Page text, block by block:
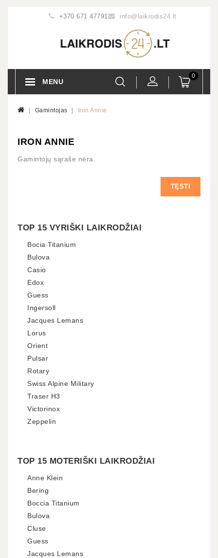
+370 671 47791 info@laikrodis24.lt
0
MENU
Gamintojas Iron Annie
IRON ANNIE
Gamintojų sąraše nėra.
TĘSTI
TOP 15 VYRIŠKI LAIKRODŽIAI
Bocia Titanium
Bulova
Casio
Edox
Guess
Ingersoll
Jacques Lemans
Lorus
Orient
Pulsar
Rotary
Swiss Alpine Military
Traser H3
Victorinox
Zeppelin
TOP 15 MOTERIŠKI LAIKRODŽIAI
Anne Klein
Bering
Boccia Titanium
Bulova
Cluse
Guess
Jacques Lemans